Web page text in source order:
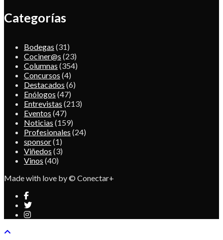
Categorías
Bodegas (31)
Cociner@s (23)
Columnas (354)
Concursos (4)
Destacados (6)
Enólogos (47)
Entrevistas (213)
Eventos (47)
Noticias (159)
Profesionales (24)
sponsor(1)
Viñedos (3)
Vinos (40)
Made with love by © Conectar+